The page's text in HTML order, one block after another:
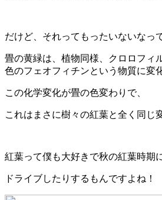
だけど、それってもったいないなっ
畳の黄緑は、植物同様、クロロフィ
色のフェオフィチンという物質に変
この化学変化が畳の色変わりで、
これはまさに樹々の紅葉と全く同じ
紅葉って僕も大好きで秋の紅葉時期
ドライブしたりするもんですよね！